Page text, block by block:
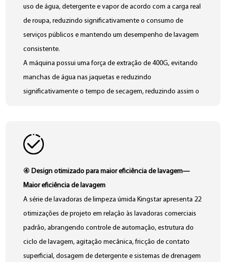
304, proporcionando excelente resistência à corrosão e
garantindo uma qualidade de lavagem segura e consistente
uso de água, detergente e vapor de acordo com a carga real
de roupa, reduzindo significativamente o consumo de
serviços públicos e mantendo um desempenho de lavagem
consistente.
A máquina possui uma força de extração de 400G, evitando
manchas de água nas jaquetas e reduzindo
significativamente o tempo de secagem, reduzindo assim o
④ Design otimizado para maior eficiência de lavagem—
Maior eficiência de lavagem
A série de lavadoras de limpeza úmida Kingstar apresenta 22
otimizações de projeto em relação às lavadoras comerciais
padrão, abrangendo controle de automação, estrutura do
ciclo de lavagem, agitação mecânica, fricção de contato
superficial, dosagem de detergente e sistemas de drenagem